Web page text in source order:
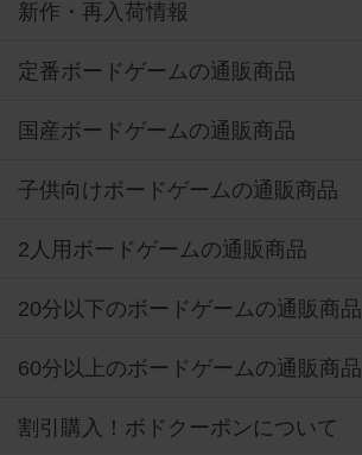
新作・再入荷情報
定番ボードゲームの通販商品
国産ボードゲームの通販商品
子供向けボードゲームの通販商品
2人用ボードゲームの通販商品
20分以下のボードゲームの通販商品
60分以上のボードゲームの通販商品
割引購入！ボドクーポンについて